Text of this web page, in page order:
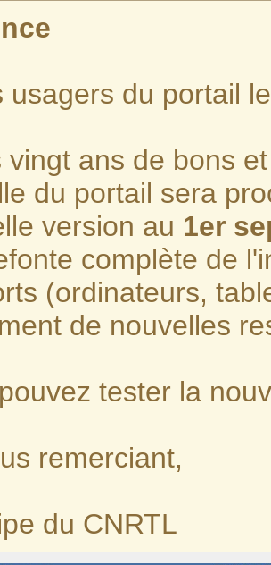
usagers du portail
vingt ans de bons
du portail sera
version au 1er
complète de
(ordinateurs,
de nouvelles
tester la
remerciant,
du CNRTL